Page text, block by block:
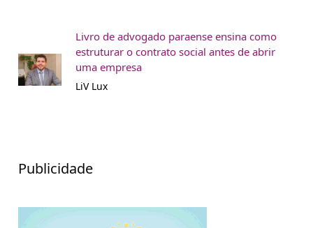
Livro de advogado paraense ensina como
estruturar o contrato social antes de abrir
uma empresa
LiV Lux
Publicidade